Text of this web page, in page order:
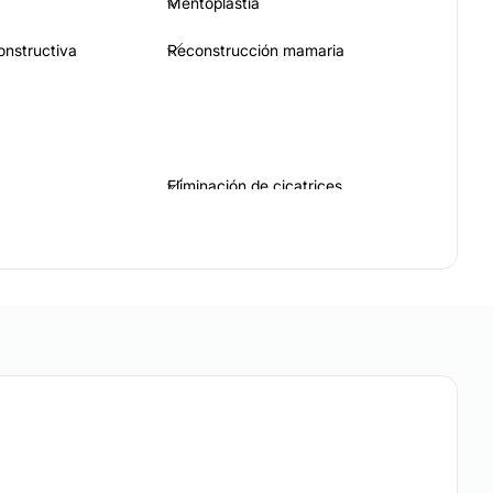
Reconstrucción mamaria
Eliminación de cicatrices